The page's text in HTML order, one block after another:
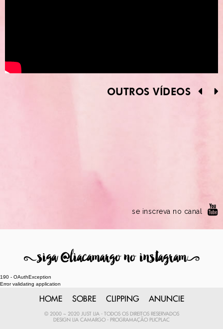
OUTROS VÍDEOS
se inscreva no canal
8siga @liacamargo no instagram9
190 - OAuthException
Error validating application
HOME SOBRE CLIPPING ANUNCIE
© 2000 ~ 2020 JUST LIA - TODOS OS DIREITOS RESERVADOS
DESIGN
LIA CAMARGO - PROGRAMAÇÃO PLICPLAC